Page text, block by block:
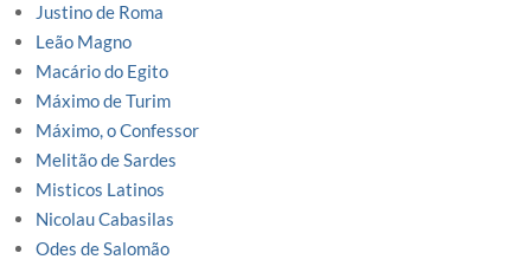
Justino de Roma
Leão Magno
Macário do Egito
Máximo de Turim
Máximo, o Confessor
Melitão de Sardes
Misticos Latinos
Nicolau Cabasilas
Odes de Salomão